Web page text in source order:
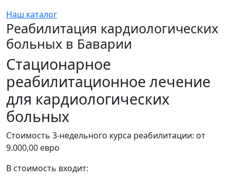
Наш каталог
Реабилитация кардиологических
больных в Баварии
Стационарное
реабилитационное лечение
для кардиологических
больных
Стоимость 3-недельного курса реабилитации: от
9.000,00 евро
В стоимость входит: